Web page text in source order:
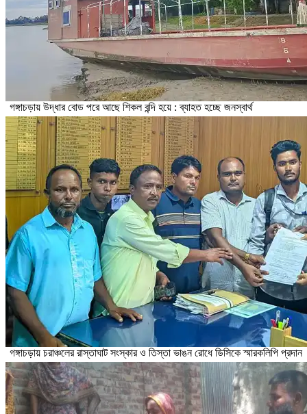
গঙ্গাচড়ায় উদ্ধার বোড পরে আছে শিকল বন্দি হয়ে : ব্যাহত হচ্ছে জনস্বার্থ
গঙ্গাচড়ায় চরাঞ্চলের রাস্তাঘাট সংস্কার ও তিস্তা ভাঙন রোধে ডিসিকে স্মারকলিপি প্রদান